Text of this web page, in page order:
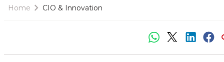
Home CIO & Innovation